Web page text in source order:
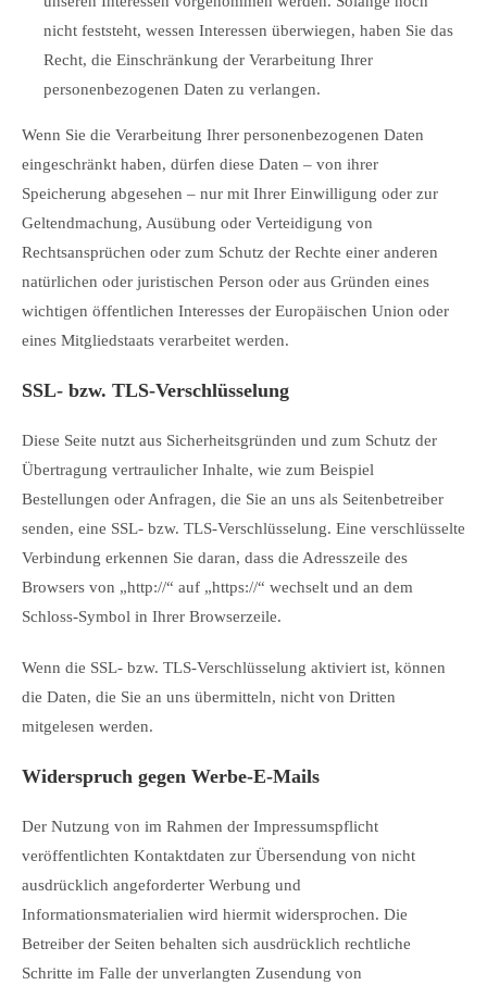
nicht feststeht, wessen Interessen überwiegen, haben Sie das
Recht, die Einschränkung der Verarbeitung Ihrer
personenbezogenen Daten zu verlangen.
Wenn Sie die Verarbeitung Ihrer personenbezogenen Daten
eingeschränkt haben, dürfen diese Daten – von ihrer
Speicherung abgesehen – nur mit Ihrer Einwilligung oder zur
Geltendmachung, Ausübung oder Verteidigung von
Rechtsansprüchen oder zum Schutz der Rechte einer anderen
natürlichen oder juristischen Person oder aus Gründen eines
wichtigen öffentlichen Interesses der Europäischen Union oder
eines Mitgliedstaats verarbeitet werden.
SSL- bzw. TLS-Verschlüsselung
Diese Seite nutzt aus Sicherheitsgründen und zum Schutz der
Übertragung vertraulicher Inhalte, wie zum Beispiel
Bestellungen oder Anfragen, die Sie an uns als Seitenbetreiber
senden, eine SSL- bzw. TLS-Verschlüsselung. Eine verschlüsselte
Verbindung erkennen Sie daran, dass die Adresszeile des
Browsers von „http://“ auf „https://“ wechselt und an dem
Schloss-Symbol in Ihrer Browserzeile.
Wenn die SSL- bzw. TLS-Verschlüsselung aktiviert ist, können
die Daten, die Sie an uns übermitteln, nicht von Dritten
mitgelesen werden.
Widerspruch gegen Werbe-E-Mails
Der Nutzung von im Rahmen der Impressumspflicht
veröffentlichten Kontaktdaten zur Übersendung von nicht
ausdrücklich angeforderter Werbung und
Informationsmaterialien wird hiermit widersprochen. Die
Betreiber der Seiten behalten sich ausdrücklich rechtliche
Schritte im Falle der unverlangten Zusendung von